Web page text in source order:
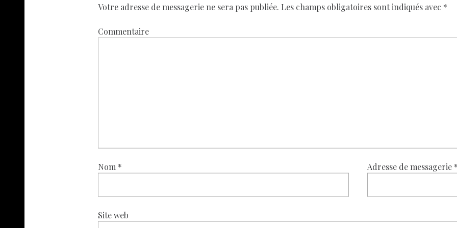
Votre adresse de messagerie ne sera pas publiée. Les champs obligatoires sont indiqués avec *
Commentaire
Nom * Adresse de messagerie
Site web